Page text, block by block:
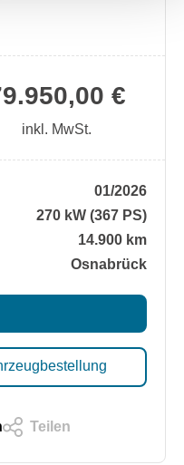
€
inkl. MwSt.
01/2026
270 kW (367 PS)
14.900 km
Osnabrück
Teilen